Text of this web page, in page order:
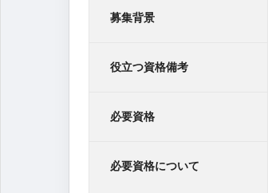
募集背景
役立つ資格備考
必要資格
必要資格について